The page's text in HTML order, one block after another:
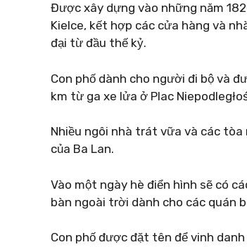
Được xây dựng vào những năm
Kielce, kết hợp các cửa hàng và
đại từ đầu thế kỷ.
Con phố dành cho người đi bộ và
km từ ga xe lửa ở Plac
Nhiều ngôi nhà trát vữa và các
của Ba Lan.
Vào một ngày hè điển hình sẽ có
bàn ngoài trời dành cho các quán
Con phố được đặt tên để vinh